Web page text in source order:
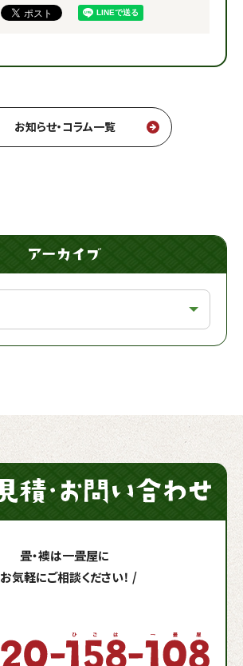
お知らせ・コラム一覧
畳・襖は一畳屋に
お気軽にご相談ください！ /